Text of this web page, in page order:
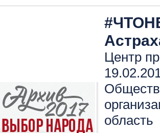
Центр
область